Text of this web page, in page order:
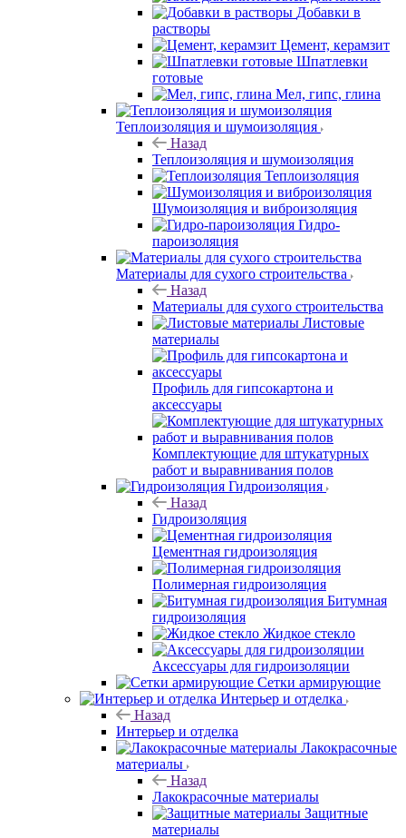
Добавки в
растворы
Цемент, керамзит
Шпатлевки
готовые
Мел, гипс, глина
Теплоизоляция и шумоизоляция
Назад
Теплоизоляция и шумоизоляция
Теплоизоляция
Шумоизоляция и виброизоляция
Гидро-
пароизоляция
Материалы для сухого строительства
Назад
Материалы для сухого строительства
Листовые
материалы
Профиль для гипсокартона и
аксессуары
Комплектующие для штукатурных
работ и выравнивания полов
Гидроизоляция
Назад
Гидроизоляция
Цементная гидроизоляция
Полимерная гидроизоляция
Битумная
гидроизоляция
Жидкое стекло
Аксессуары для гидроизоляции
Сетки армирующие
Интерьер и отделка
Назад
Интерьер и отделка
Лакокрасочные
материалы
Назад
Лакокрасочные материалы
Защитные
материалы